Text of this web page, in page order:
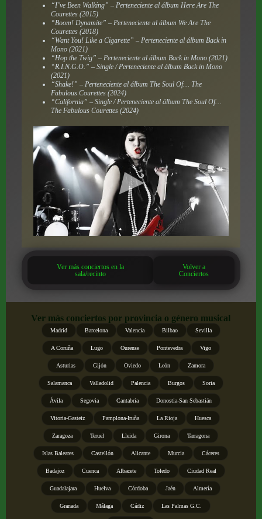
“I’ve Been Walking” – Perteneciente al álbum Here Are The
Courettes(2015)
“Boom! Dynamite” – Perteneciente al álbum We Are The
Courettes(2018)
“Want You! Like a Cigarette” – Perteneciente al álbum Back in
Mono(2021)
“Hop the Twig” – Perteneciente al álbum Back in Mono(2021)
“R.I.N.G.O.” – Single / Perteneciente al álbum Back in Mono
(2021)
“Shake!” – Perteneciente al álbum The Soul Of… The
Fabulous Courettes(2024)
“California” – Single / Perteneciente al álbum The Soul Of…
The Fabulous Courettes(2024)
Ver más conciertos en la
sala/recinto
Volver a
Conciertos
Ver más conciertos por provincia o género musical
Madrid Barcelona Valencia Bilbao Sevilla
A Coruña Lugo Ourense Pontevedra Vigo
Asturias Gijón Oviedo León Zamora
Salamanca Valladolid Palencia Burgos Soria
Ávila Segovia Cantabria Donostia-San Sebastián
Vitoria-Gasteiz Pamplona-Iruña La Rioja Huesca
Zaragoza Teruel Lleida Girona Tarragona
Islas Baleares Castellón Alicante Murcia Cáceres
Badajoz Cuenca Albacete Toledo Ciudad Real
Guadalajara Huelva Córdoba Jaén Almería
Granada Málaga Cádiz Las Palmas G.C.